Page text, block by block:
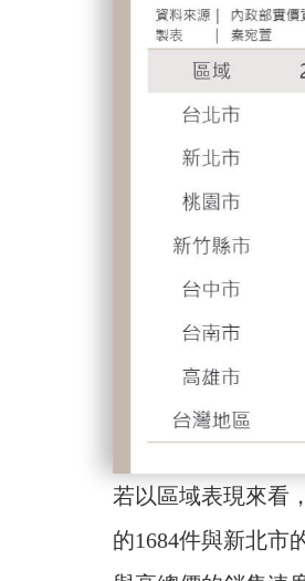
若以區域表現來看
的1684件與新北市